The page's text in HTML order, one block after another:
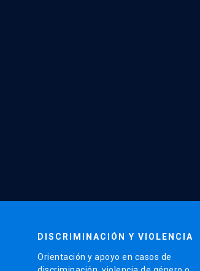
DISCRIMINACIÓN Y VIOLENCIA
Orientación y apoyo en casos de